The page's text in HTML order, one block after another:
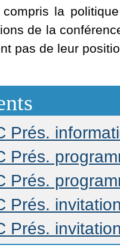
la
de la
pas de leur
Prés.
Prés.
Prés.
Prés.
Prés.